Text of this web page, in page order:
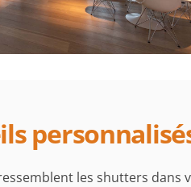
les shutters dans